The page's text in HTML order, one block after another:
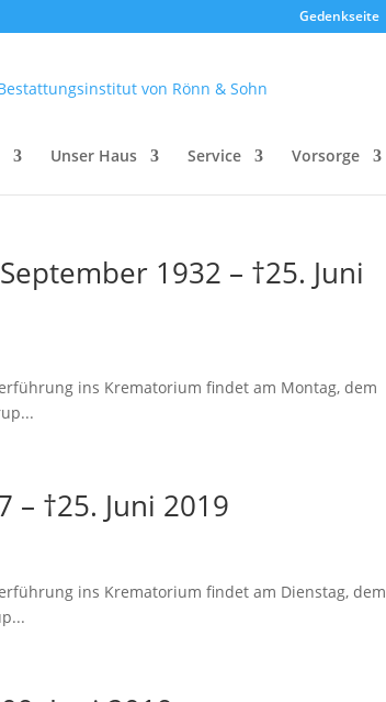
Gedenkseite
Unser Haus Service Vorsorge
1932 – †25. Juni
ins Krematorium findet am Montag, dem
†25. Juni 2019
ins Krematorium findet am Dienstag, dem